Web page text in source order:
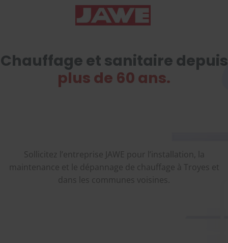
Chauffage et sanitaire depuis
plus de 60 ans.
Sollicitez l’entreprise JAWE pour l’installation, la
maintenance et le dépannage de chauffage à Troyes et
dans les communes voisines.